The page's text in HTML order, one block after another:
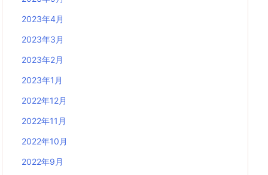
2023年4月
2023年3月
2023年2月
2023年1月
2022年12月
2022年11月
2022年10月
2022年9月